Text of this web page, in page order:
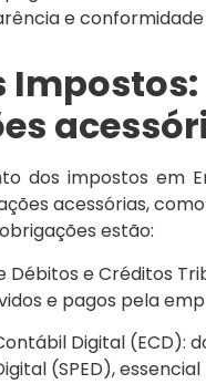
e conformidade
dos impostos em
acessórias,
estão:
Débitos e Créditos
e pagos pela
Digital (ECD):
(SPED),